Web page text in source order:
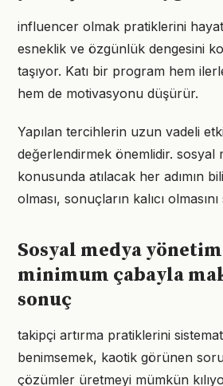
influencer olmak pratiklerini
esneklik ve özgünlük dengesini
taşıyor. Katı bir program hem
hem de motivasyonu düşürür.
Yapılan tercihlerin uzun vadeli
değerlendirmek önemlidir. sosyal
konusunda atılacak her adımın
olması, sonuçların kalıcı
Sosyal medya
minimum çabayla
sonuç
takipçi artırma pratiklerini
benimsemek, kaotik görünen
çözümler üretmeyi mümkün